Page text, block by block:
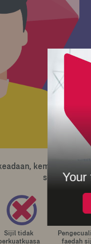
kemudahan
sebab-
Sijil tidak
faedah